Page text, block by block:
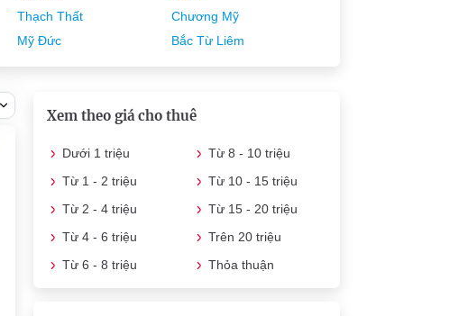
Thạch Thất
Chương Mỹ
Mỹ Đức Bắc Từ Liêm
Xem theo giá cho thuê
Dưới 1 triệu
Từ 1 - 2 triệu
Từ 2 - 4 triệu
Từ 4 - 6 triệu
Từ 6 - 8 triệu
Từ 8 - 10 triệu
Từ 10 - 15 triệu
Từ 15 - 20 triệu
Trên 20 triệu
Thỏa thuận